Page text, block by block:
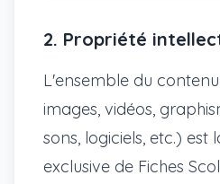
2. Propriété
L'ensemble du
images, vidéos,
sons, logiciels, etc.) est
exclusive de Fiches